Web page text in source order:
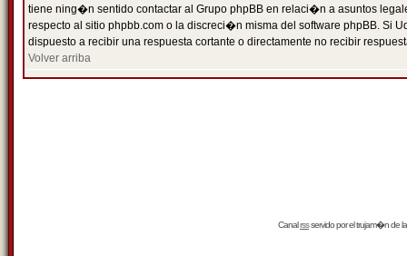
tiene ning�n sentido contactar al Grupo phpBB en relaci�n a asuntos
respecto al sitio phpbb.com o la discreci�n misma del software phpBB. Si
dispuesto a recibir una respuesta cortante o directamente no recibir
Volver arriba
Canalrssservido por eltrujam�nde